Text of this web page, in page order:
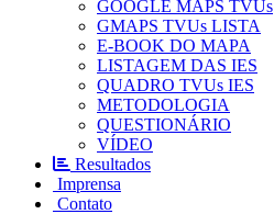
GOOGLE MAPS TVUs
GMAPS TVUs LISTA
E-BOOK DO MAPA
LISTAGEM DAS IES
QUADRO TVUs IES
METODOLOGIA
QUESTIONÁRIO
VÍDEO
Resultados
Imprensa
Contato